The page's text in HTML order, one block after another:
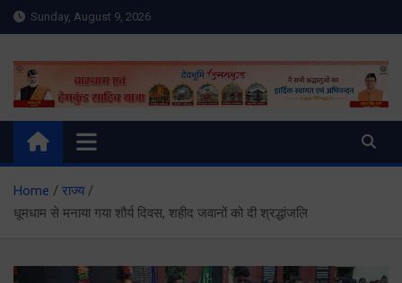
Skip
to
Sunday, August 9, 2026
Meru Raibar | Uttarakhand
News | Uttarkashi News
meruraibar.com
Home
राज्य
धूमधाम से मनाया गया शौर्य दिवस, शहीद जवानों को दी श्रद्धांजलि